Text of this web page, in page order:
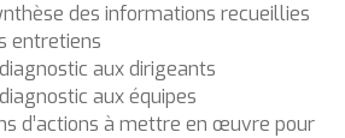
des informations recueillies
entretiens
aux dirigeants
aux équipes
d’actions à mettre en œuvre pour